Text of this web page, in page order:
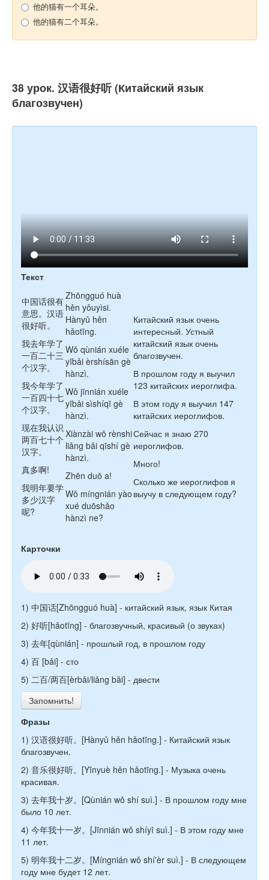
他的猫有一个耳朵。
他的猫有二个耳朵。
38 урок. 汉语很好听 (Китайский язык
благозвучен)
Текст
中国话很有
意思。汉语
很好听。
我去年学了
一百二十三
个汉字。
我今年学了
一百四十七
个汉字。
现在我认识
两百七十个
汉字。
真多啊!
我明年要学
多少汉字
呢?
Zhōngguó huà
hěn yǒuyìsi.
Hànyǔ hěn
hǎotīng.
Wǒ qùnián xuéle
yībǎi èrshísān gè
hànzì.
Wǒ jīnnián xuéle
yībǎi sìshíqī gè
hànzì.
Xiànzài wǒ rènshi
liǎng bǎi qīshí gè
hànzì.
Zhēn duō a!
Wǒ míngnián yào
xué duōshǎo
hànzì ne?
Китайский язык очень
интересный. Устный
китайский язык очень
благозвучен.
В прошлом году я выучил
123 китайских иероглифа.
В этом году я выучил 147
китайских иероглифов.
Сейчас я знаю 270
иероглифов.
Много!
Сколько же иероглифов я
выучу в следующем году?
Карточки
1) 中国话[Zhōngguó huà] - китайский язык, язык Китая
2) 好听[hǎotīng] - благозвучный, красивый (о звуках)
3) 去年[qùnián] - прошлый год, в прошлом году
4) 百 [bǎi] - сто
5) 二百/两百[èrbǎi/liǎng bǎi] - двести
Запомнить!
Фразы
1) 汉语很好听。[Hànyǔ hěn hǎotīng.] - Китайский язык
благозвучен.
2) 音乐很好听。[Yīnyuè hěn hǎotīng.] - Музыка очень
красивая.
3) 去年我十岁。[Qùnián wǒ shí suì.] - В прошлом году мне
было 10 лет.
4) 今年我十一岁。[Jīnnián wǒ shíyī suì.] - В этом году мне
11 лет.
5) 明年我十二岁。[Míngnián wǒ shí'èr suì.] - В следующем
году мне будет 12 лет.